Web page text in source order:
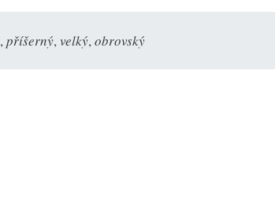
, příšerný, velký, obrovský